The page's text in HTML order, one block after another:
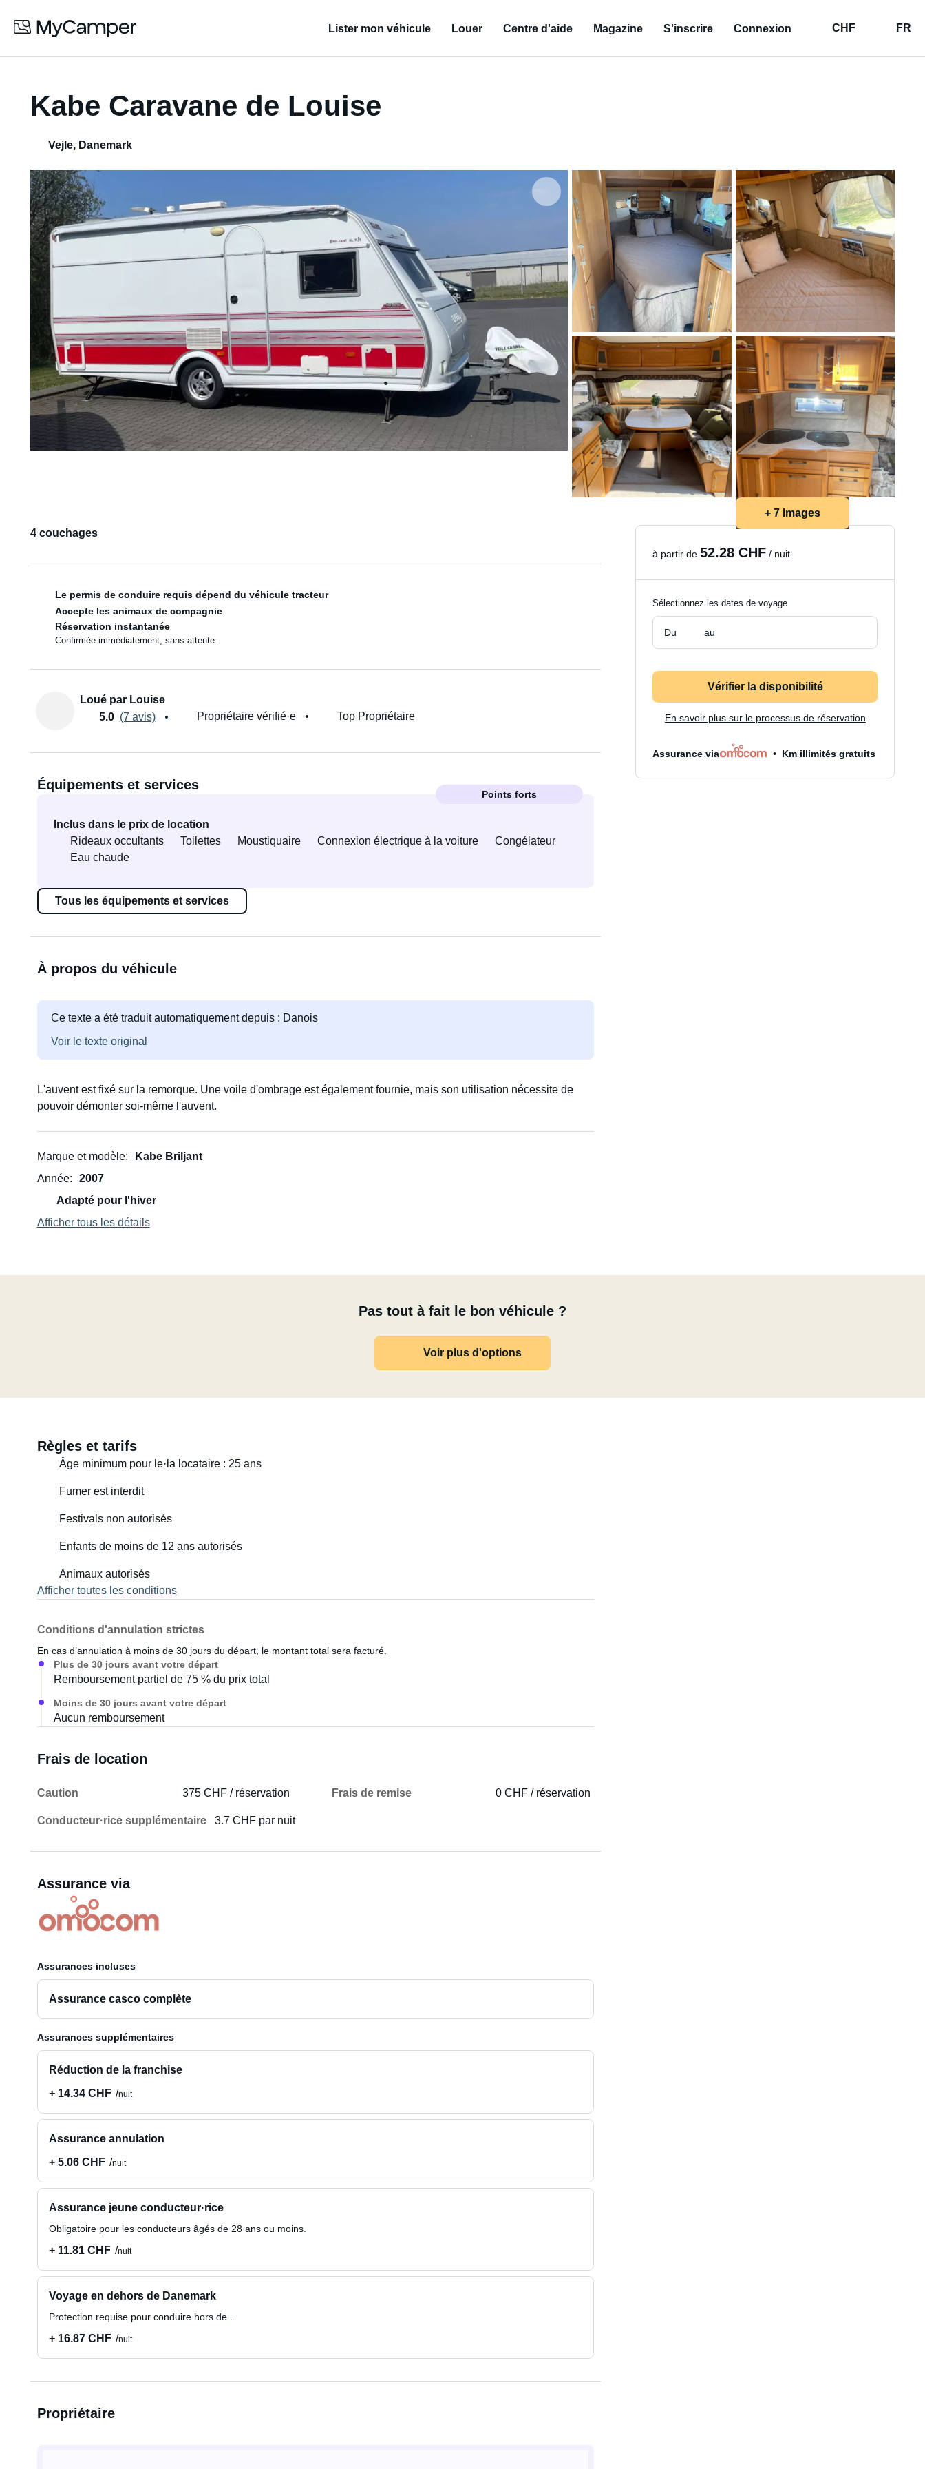
Lister mon véhicule Louer Centre d'aide Magazine S'inscrire Connexion CHF FR
Kabe Caravane de Louise
Vejle, Danemark
+ 7 Images
4 couchages
Le permis de conduire requis dépend du véhicule tracteur
Accepte les animaux de compagnie
Réservation instantanée
Confirmée immédiatement, sans attente.
Loué par Louise
5.0 (7 avis) Propriétaire vérifié·e Top Propriétaire
Équipements et services
Points forts
Inclus dans le prix de location
Rideaux occultants
Toilettes Moustiquaire Connexion électrique à la voiture
Congélateur
Eau chaude
Tous les équipements et services
À propos du véhicule
Ce texte a été traduit automatiquement depuis : Danois
Voir le texte original
L'auvent est fixé sur la remorque. Une voile d'ombrage est également fournie, mais son utilisation nécessite de
pouvoir démonter soi-même l'auvent.
Marque et modèle
Kabe Briljant
Année
2007
Adapté pour l'hiver
Afficher tous les détails
Pas tout à fait le bon véhicule ?
Voir plus d'options
Règles et tarifs
Âge minimum pour le·la locataire : 25 ans
Fumer est interdit
Festivals non autorisés
Enfants de moins de 12 ans autorisés
Animaux autorisés
Afficher toutes les conditions
Conditions d'annulation strictes
En cas d’annulation à moins de 30 jours du départ, le montant total sera facturé.
Plus de 30 jours avant votre départ
Remboursement partiel de 75 % du prix total
Moins de 30 jours avant votre départ
Aucun remboursement
Frais de location
Caution 375 CHF / réservation Frais de remise 0 CHF / réservation
Conducteur·rice supplémentaire 3.7 CHF par nuit
Assurance via
Assurances incluses
Assurance casco complète
Assurances supplémentaires
Réduction de la franchise
+ 14.34 CHF
nuit
Assurance annulation
+ 5.06 CHF
nuit
Assurance jeune conducteur·rice
Obligatoire pour les conducteurs âgés de 28 ans ou moins.
+ 11.81 CHF nuit
Voyage en dehors de Danemark
Protection requise pour conduire hors de .
+ 16.87 CHF nuit
Propriétaire
à partir de52.28 CHF / nuit
Sélectionnez les dates de voyage
Du au
Vérifier la disponibilité
En savoir plus sur le processus de réservation
Assurance via Km illimités gratuits